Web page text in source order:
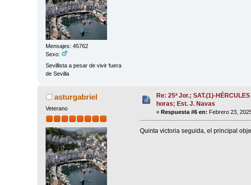
Mensajes: 45762
Sexo:
Sevillista a pesar de vivir fuera
de Sevilla
asturgabriel
Veterano
Re: 25ª Jor.; SAT.(1)-
horas; Est. J. Navas
«Respuesta #6 en: Febrero 23,
Quinta victoria seguida, el principal